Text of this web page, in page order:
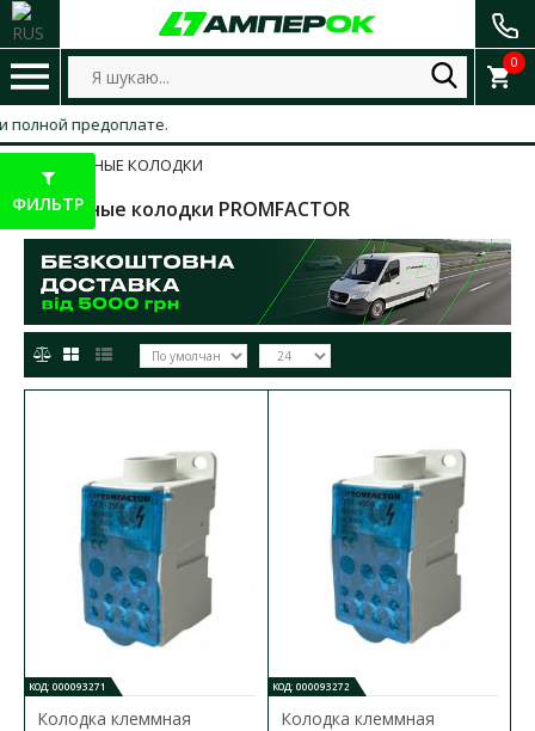
0
предоплате.
КЛЕММНЫЕ КОЛОДКИ
Клеммные колодки PROMFACTOR
КОД: 000093271
Колодка клеммная
КОД: 000093272
Колодка клеммная
ФИЛЬТР